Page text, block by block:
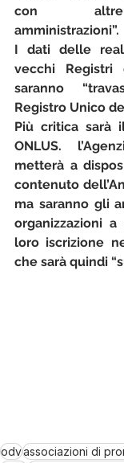
con altre
amministrazioni”.
I dati delle
vecchi Registri
saranno
Registro Unico
Più critica sarà
ONLUS.
metterà a
contenuto
ma saranno gli
organizzazioni
loro iscrizione
che sarà quindi
odvassociazioni di